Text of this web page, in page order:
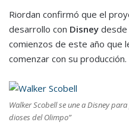
Riordan confirmó que el
desarrollo con Disney desde
comienzos de este año que
comenzar con su producción.
Walker Scobell se une a Disney
dioses del Olimpo”